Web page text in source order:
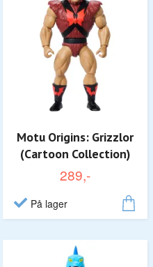
Motu Origins: Grizzlor
(Cartoon Collection)
289,-
På lager